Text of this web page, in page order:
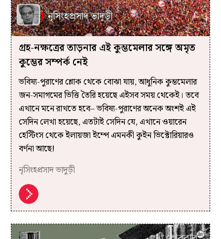
গ্রহ-নক্ষত্রের তাড়নার এই কুম্ভমেলার সঙ্গে অমৃত
কুম্ভের সম্পর্ক নেই
ভবিষ্য-পুরাণের শ্লোক থেকে বোঝা যায়, আধুনিক কুম্ভমেলার
জন-সমাগমের ভিত্তি তৈরি হয়েছে এইসব সময় থেকেই। তবে
এখানে মনে রাখতে হবে– ভবিষ্য-পুরাণের অনেক অংশই এই
সেদিন লেখা হয়েছে, এতটাই সেদিন যে, এখানে ওয়ারেন
হেস্টিংস থেকে ইলায়জা ইম্পে এমনকী কুইন ভিক্টোরিয়ারও
বর্ণনা আছে!
নৃসিংহপ্রসাদ ভাদুড়ী